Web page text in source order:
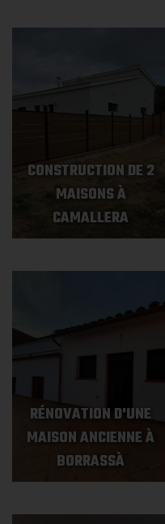
CONSTRUCTION DE 2
MAISONS À
CAMALLERA
RÉNOVATION D'UNE
MAISON ANCIENNE À
BORRASSÀ